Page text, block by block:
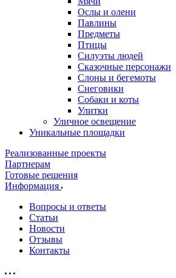
Ослы и олени
Павлины
Предметы
Птицы
Силуэты людей
Сказочные персонажи
Слоны и бегемоты
Снеговики
Собаки и коты
Улитки
Уличное освещение
Уникальные площадки
Реализованные проекты
Партнерам
Готовые решения
Информация
Вопросы и ответы
Статьи
Новости
Отзывы
Контакты